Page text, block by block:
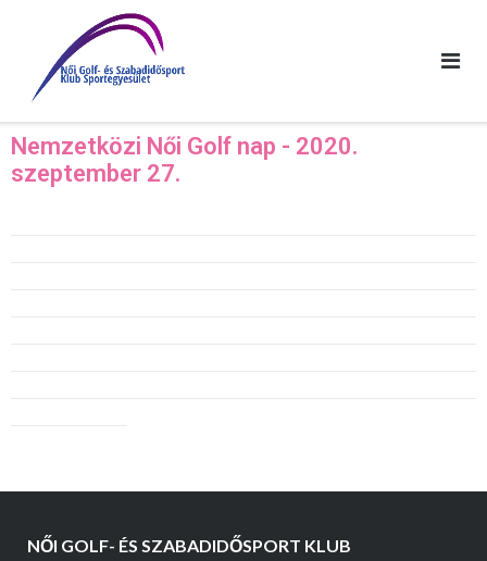
Nemzetközi Női Golf nap - 2020.
szeptember 27.
NŐI GOLF- ÉS SZABADIDŐSPORT KLUB